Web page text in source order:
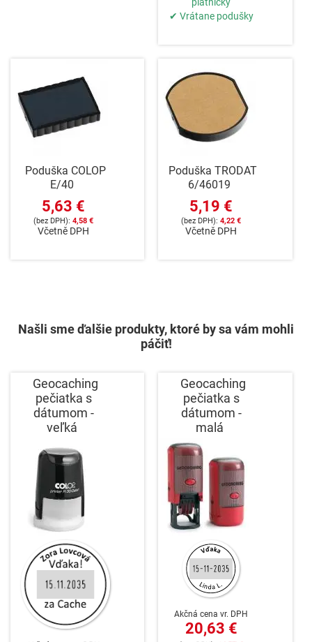
✔ Vrátane podušky
Poduška COLOP
E/40
5,63 €
4,58 €
Včetně DPH
Poduška TRODAT
6/46019
5,19 €
4,22 €
Včetně DPH
Našli sme ďalšie produkty, ktoré by sa vám mohli
páčiť!
Geocaching
pečiatka s
dátumom -
veľká
Geocaching
pečiatka s
dátumom -
malá
Akčná cena vr. DPH
20,63 €